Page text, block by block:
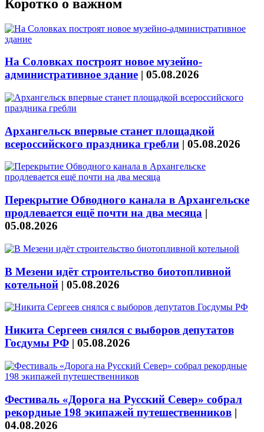
Коротко о важном
На Соловках построят новое музейно-
административное здание | 05.08.2026
Архангельск впервые станет площадкой
всероссийского праздника гребли | 05.08.2026
Перекрытие Обводного канала в Архангельске
продлевается ещё почти на два месяца |
05.08.2026
В Мезени идёт строительство биотопливной
котельной | 05.08.2026
Никита Сергеев снялся с выборов депутатов
Госдумы РФ | 05.08.2026
Фестиваль «Дорога на Русский Север» собрал
рекордные 198 экипажей путешественников |
04.08.2026